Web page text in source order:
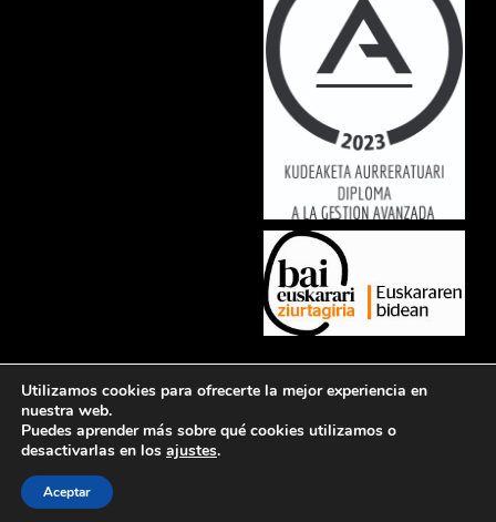
luctus nec ullamcorper mattis, pulvinar dapibus leo.
Política de privacidad
Utilizamos cookies para ofrecerte la mejor experiencia en
nuestra web.
Puedes aprender más sobre qué cookies utilizamos o
desactivarlas en los ajustes.
Aceptar